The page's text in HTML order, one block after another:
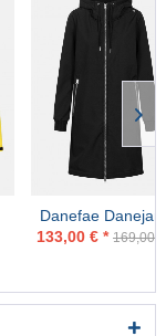
Danefae
Damen Softshell
133,00 € * 169,00